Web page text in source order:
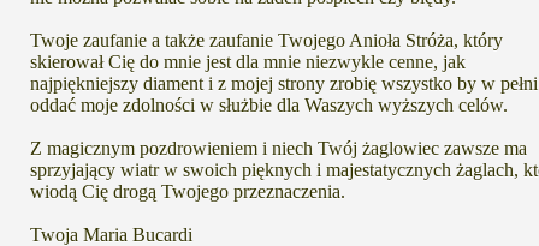
Twoje zaufanie a także zaufanie Twojego Anioła Stróża, który
skierował Cię do mnie jest dla mnie niezwykle cenne, jak
najpiękniejszy diament i z mojej strony zrobię wszystko by w pełni
oddać moje zdolności w służbie dla Waszych wyższych celów.
Z magicznym pozdrowieniem i niech Twój żaglowiec zawsze ma
sprzyjający wiatr w swoich pięknych i majestatycznych żaglach,
wiodą Cię drogą Twojego przeznaczenia.
Twoja Maria Bucardi